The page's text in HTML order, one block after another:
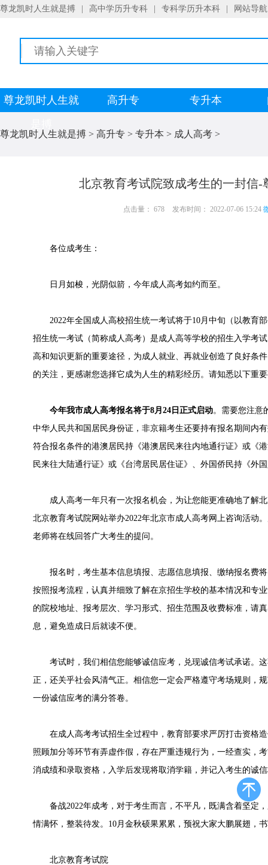
尊龙凯时人生就是搏 高中学历升专科 专科学历升本科 网站导航
尊龙凯时人生就
高升专 专升本
尊龙凯时人生就是搏 > 高升专 > 专升本 > 成人高考 >
北京教育考试院致成考生的一封信-
点击量： 678 发布时间： 2022-07-06 15:24
各位成考生：
日月如梭，光阴似箭，今年成人高考如约而至。
2022年全国成人高校招生统一考试将于10月中旬（以教育
招生统一考试（简称成人高考）是成人高等学校的招生入学考
高和知识更新的重要途径，为成人就业、再就业创造了良好条
的关注，更感谢您选择它成为人生的精彩经历。请知悉以下重
今年我市成人高考报名将于8月24日正式启动。需要您注意
中华人民共和国居民身份证，非京籍考生还要持有报名期间内
符合报名条件的港澳居民持《港澳居民来往内地通行证》或《
民来往大陆通行证》或《台湾居民居住证》、外国侨民持《外
成人高考一年只有一次报名机会，为让您能更准确地了解北
北京教育考试院网站举办2022年北京市成人高考网上咨询活动
老师将在线回答广大考生的提问。
报名时，考生基本信息填报、志愿信息填报、缴纳报名费将
按照报考流程，认真并细致了解在京招生学校的基本情况和专
的院校地址、报考层次、学习形式、招生范围及收费标准，请
息，避免造成日后就读不便。
考试时，我们相信您能够诚信应考，兑现诚信考试承诺。这
正，还关乎社会风清气正。相信您一定会严格遵守考场规则，
一份诚信应考的满分答卷。
在成人高考考试招生全过程中，教育部要求严厉打击资格造
照顾加分等环节有弄虚作假，存在严重违规行为，一经查实，
消成绩和录取资格，入学后发现将取消学籍，并记入考生的诚
备战2022年成考，对于考生而言，不平凡，既满含着坚定
情满怀，整装待发。10月金秋硕果累累，预祝大家大鹏展翅，
北京教育考试院